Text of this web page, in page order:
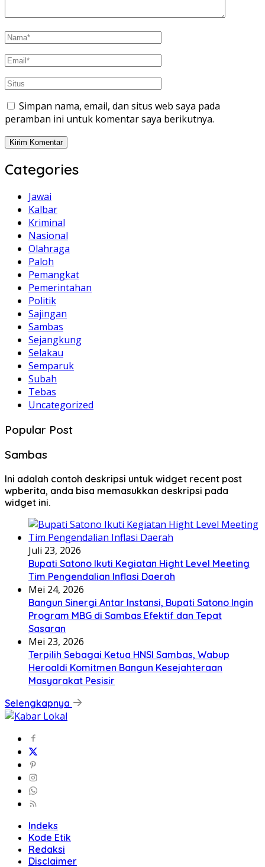
Simpan nama, email, dan situs web saya pada
peramban ini untuk komentar saya berikutnya.
Categories
Jawai
Kalbar
Kriminal
Nasional
Olahraga
Paloh
Pemangkat
Pemerintahan
Politik
Sajingan
Sambas
Sejangkung
Selakau
Semparuk
Subah
Tebas
Uncategorized
Popular Post
Sambas
Ini adalah contoh deskripsi untuk widget recent post
wpberita, anda bisa memasukkan deskripsi pada
widget ini.
Juli 23, 2026
Bupati Satono Ikuti Kegiatan Hight Level Meeting
Tim Pengendalian Inflasi Daerah
Mei 24, 2026
Bangun Sinergi Antar Instansi, Bupati Satono Ingin
Program MBG di Sambas Efektif dan Tepat
Sasaran
Mei 23, 2026
Terpilih Sebagai Ketua HNSI Sambas, Wabup
Heroaldi Komitmen Bangun Kesejahteraan
Masyarakat Pesisir
Selengkapnya
Indeks
Kode Etik
Redaksi
Disclaimer